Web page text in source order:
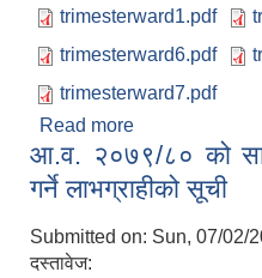
trimesterward1.pdf
trimesterward6.pdf
trimesterward7.pdf
Read more
आ.व. २०७९/८० को
गर्ने लाभग्राहीको सूची
Submitted on: Sun, 07/02/
दस्तावेज: